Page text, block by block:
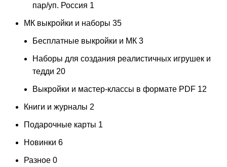
пар/уп. Россия 1
МК выкройки и наборы 35
Бесплатные выкройки и МК 3
Наборы для создания реалистичных игрушек и
тедди 20
Выкройки и мастер-классы в формате PDF 12
Книги и журналы 2
Подарочные карты 1
Новинки 6
Разное 0